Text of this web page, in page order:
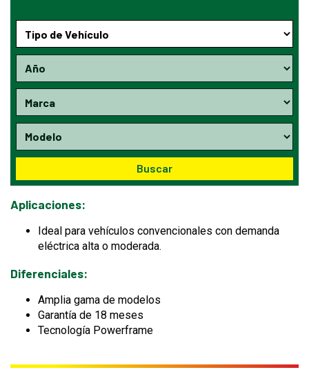
Buscar
Aplicaciones:
Ideal para vehículos convencionales con demanda
eléctrica alta o moderada.
Diferenciales:
Amplia gama de modelos
Garantía de 18 meses
Tecnología Powerframe